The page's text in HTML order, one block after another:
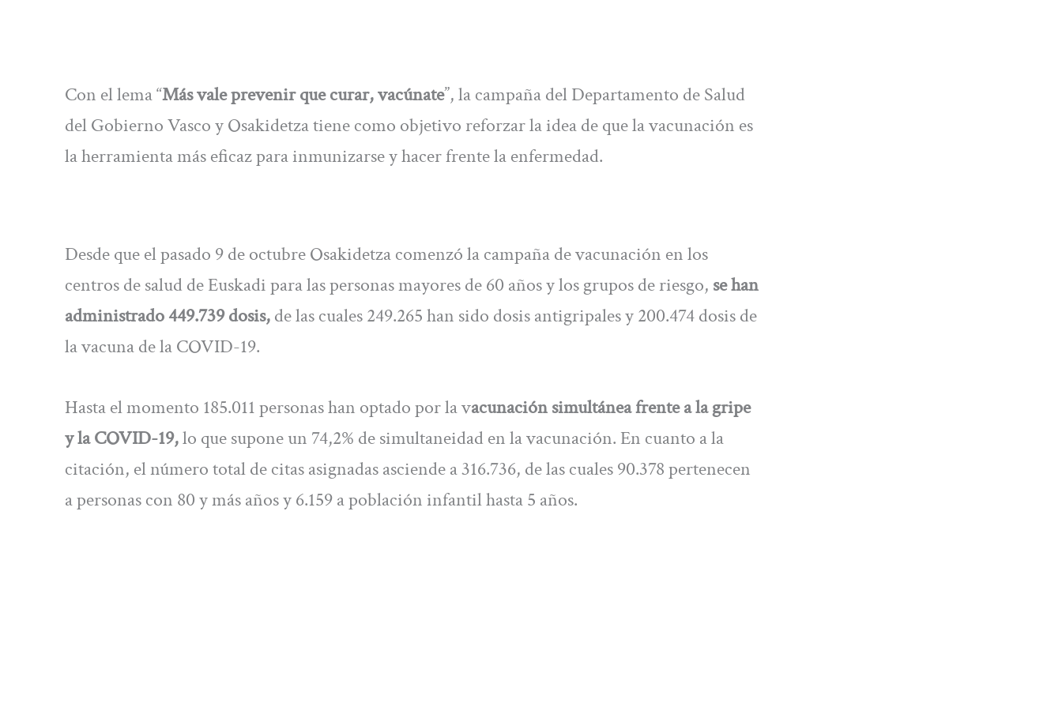
Con el lema “Más vale prevenir que curar, vacúnate”, la campaña del Departamento de Salud
del Gobierno Vasco y Osakidetza tiene como objetivo reforzar la idea de que la vacunación es
la herramienta más eficaz para inmunizarse y hacer frente la enfermedad.
Desde que el pasado 9 de octubre Osakidetza comenzó la campaña de vacunación en los
centros de salud de Euskadi para las personas mayores de 60 años y los grupos de riesgo, se han
administrado 449.739 dosis,de las cuales 249.265 han sido dosis antigripales y 200.474 dosis de
la vacuna de la COVID-19.
Hasta el momento 185.011 personas han optado por la vacunación simultánea frente a la gripe
y la COVID-19,lo que supone un 74,2% de simultaneidad en la vacunación. En cuanto a la
citación, el número total de citas asignadas asciende a 316.736, de las cuales 90.378 pertenecen
a personas con 80 y más años y 6.159 a población infantil hasta 5 años.